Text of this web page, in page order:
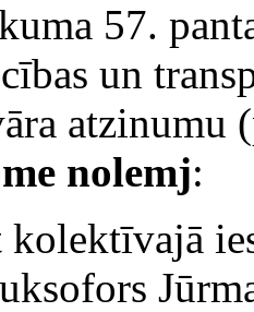
57.
un
nolemj:
kolektīvajā